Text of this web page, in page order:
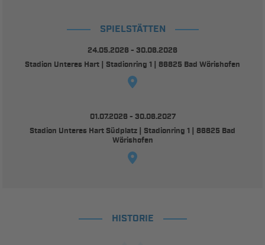
SPIELSTÄTTEN
24.05.2026 - 30.06.2026
Stadion Unteres Hart | Stadionring 1 | 86825 Bad Wörishofen
01.07.2026 - 30.06.2027
Stadion Unteres Hart Südplatz | Stadionring 1 | 86825 Bad
Wörishofen
HISTORIE